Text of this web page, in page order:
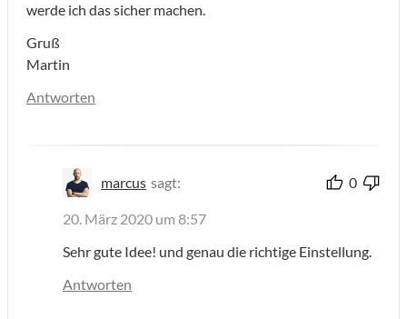
werde ich das sicher machen.
Gruß
Martin
Antworten
marcus sagt: 0
20. März 2020 um 8:57
Sehr gute Idee! und genau die richtige Einstellung.
Antworten